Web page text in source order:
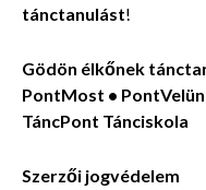
tánctanulást!
Gödön élkőnek
PontMost •
TáncPont Tánciskola
Szerzői jogvédelem